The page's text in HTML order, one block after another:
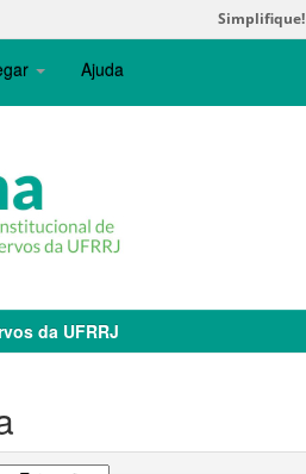
Simplifique!
Ajuda
da UFRRJ